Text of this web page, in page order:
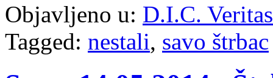
Objavljeno u: D.I.C.
Tagged: nestali, savo štrbac